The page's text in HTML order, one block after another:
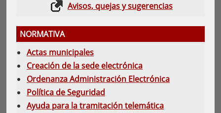
Avisos, quejas y sugerencias
NORMATIVA
Actas municipales
Creación de la sede electrónica
Ordenanza Administración Electrónica
Política de Seguridad
Ayuda para la tramitación telemática